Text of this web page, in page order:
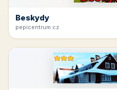
Beskydy
pepicentrum.cz